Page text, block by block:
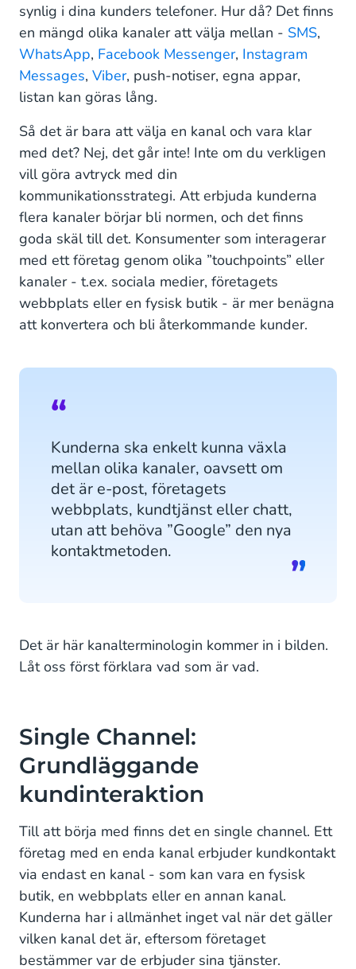
synlig i dina kunders telefoner. Hur då? Det finns
en mängd olika kanaler att välja mellan - SMS,
WhatsApp, Facebook Messenger, Instagram
Messages, Viber, push-notiser, egna appar,
listan kan göras lång.
Så det är bara att välja en kanal och vara klar
med det? Nej, det går inte! Inte om du verkligen
vill göra avtryck med din
kommunikationsstrategi. Att erbjuda kunderna
flera kanaler börjar bli normen, och det finns
goda skäl till det. Konsumenter som interagerar
med ett företag genom olika ”touchpoints” eller
kanaler - t.ex. sociala medier, företagets
webbplats eller en fysisk butik - är mer benägna
att konvertera och bli återkommande kunder.
Kunderna ska enkelt kunna växla
mellan olika kanaler, oavsett om
det är e-post, företagets
webbplats, kundtjänst eller chatt,
utan att behöva ”Google” den nya
kontaktmetoden.
Det är här kanalterminologin kommer in i bilden.
Låt oss först förklara vad som är vad.
Single Channel:
Grundläggande
kundinteraktion
Till att börja med finns det en single channel. Ett
företag med en enda kanal erbjuder kundkontakt
via endast en kanal - som kan vara en fysisk
butik, en webbplats eller en annan kanal.
Kunderna har i allmänhet inget val när det gäller
vilken kanal det är, eftersom företaget
bestämmer var de erbjuder sina tjänster.